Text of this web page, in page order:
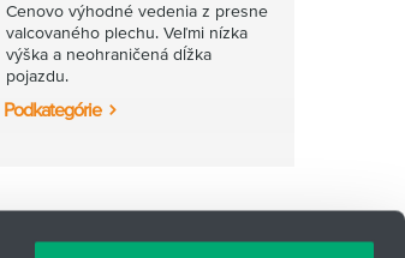
Cenovo výhodné vedenia z presne
valcovaného plechu. Veľmi nízka
výška a neohraničená dĺžka
pojazdu.
Podkategórie